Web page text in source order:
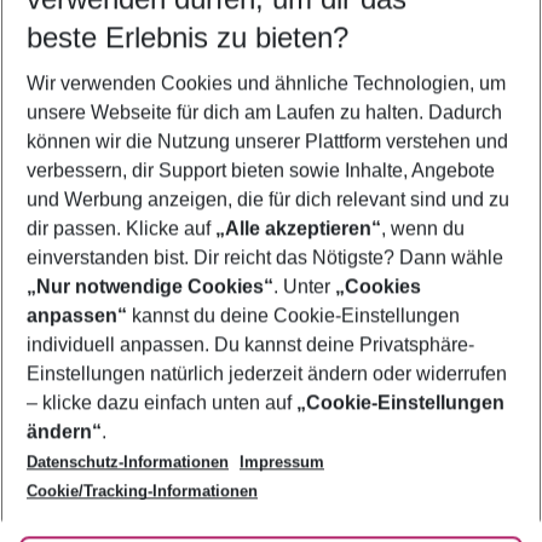
Flug & Hotel Ialysos
Frübucher Angebote Ialysos für 2026
Last Minute Ialysos
Pauschalreisen Ialysos
Familienurlaub Ialysos
Footer
Footer navigation
Über uns
AGB
Bestpreisgarantie
Cookie-Einstellungen ändern
Cookie-Richtlinie
Agenturbetreuung
Barrierefreies Reisen
Folge uns
beste Erlebnis zu bieten?
Wir verwenden Cookies und ähnliche Technologien, um
unsere Webseite für dich am Laufen zu halten. Dadurch
können wir die Nutzung unserer Plattform verstehen und
verbessern, dir Support bieten sowie Inhalte, Angebote
und Werbung anzeigen, die für dich relevant sind und zu
dir passen. Klicke auf „Alle akzeptieren“, wenn du
einverstanden bist. Dir reicht das Nötigste? Dann wähle
„Nur notwendige Cookies“. Unter „Cookies
anpassen“ kannst du deine Cookie-Einstellungen
individuell anpassen. Du kannst deine Privatsphäre-
Einstellungen natürlich jederzeit ändern oder widerrufen
– klicke dazu einfach unten auf „Cookie-Einstellungen
ändern“.
Datenschutz-Informationen
Impressum
Cookie/Tracking-Informationen